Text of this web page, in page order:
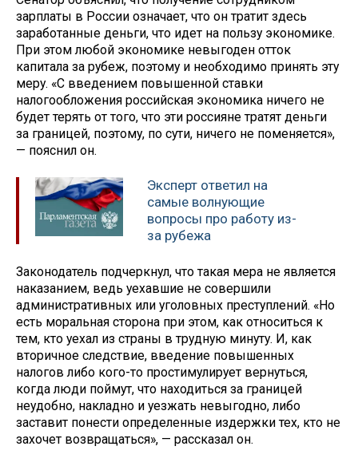
зарплаты в России означает, что он тратит здесь
заработанные деньги, что идет на пользу экономике.
При этом любой экономике невыгоден отток
капитала за рубеж, поэтому и необходимо принять эту
меру. «С введением повышенной ставки
налогообложения российская экономика ничего не
будет терять от того, что эти россияне тратят деньги
за границей, поэтому, по сути, ничего не поменяется»,
— пояснил он.
Эксперт ответил на
самые волнующие
вопросы про работу из-
за рубежа
Законодатель подчеркнул, что такая мера не является
наказанием, ведь уехавшие не совершили
административных или уголовных преступлений. «Но
есть моральная сторона при этом, как относиться к
тем, кто уехал из страны в трудную минуту. И, как
вторичное следствие, введение повышенных
налогов либо кого-то простимулирует вернуться,
когда люди поймут, что находиться за границей
неудобно, накладно и уезжать невыгодно, либо
заставит понести определенные издержки тех, кто не
захочет возвращаться», — рассказал он.